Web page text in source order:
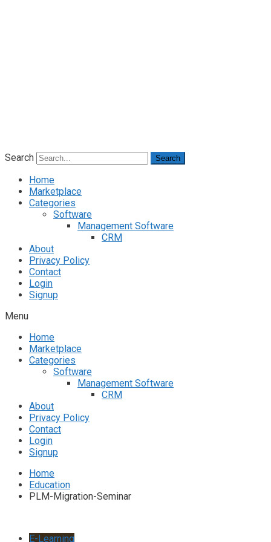
Search Search
Home
Marketplace
Categories
Software
Management Software
CRM
About
Privacy Policy
Contact
Login
Signup
Menu
Home
Marketplace
Categories
Software
Management Software
CRM
About
Privacy Policy
Contact
Login
Signup
Home
Education
PLM-Migration-Seminar
E-Learning